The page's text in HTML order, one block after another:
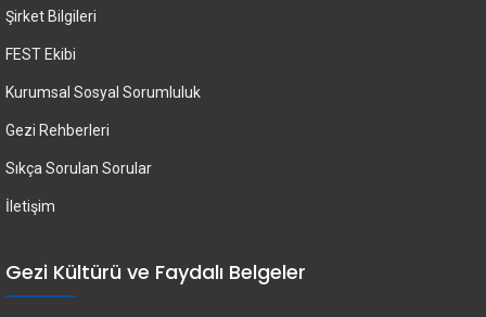
Şirket Bilgileri
FEST Ekibi
Kurumsal Sosyal Sorumluluk
Gezi Rehberleri
Sıkça Sorulan Sorular
İletişim
Gezi Kültürü ve Faydalı Belgeler